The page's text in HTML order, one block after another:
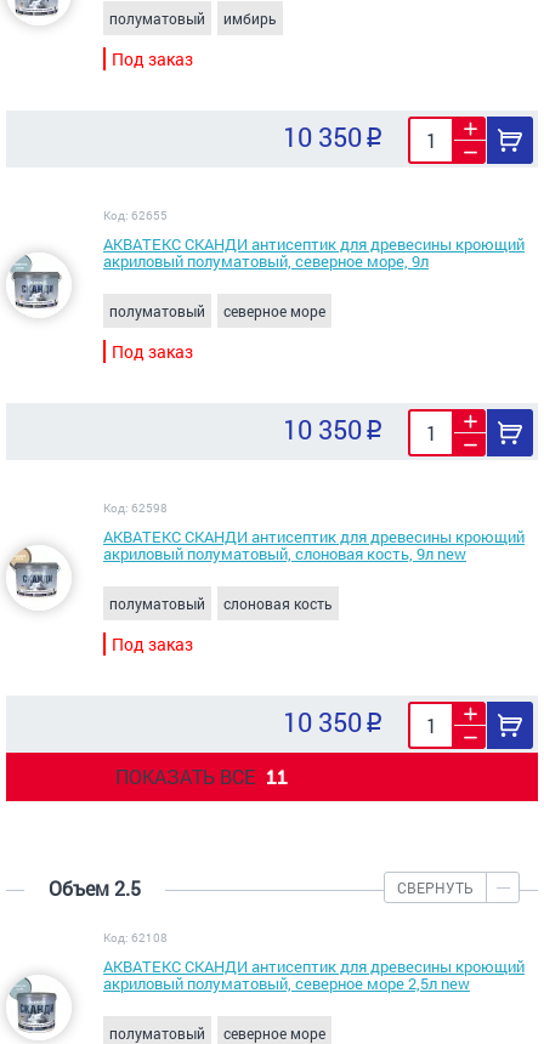
полуматовый имбирь
Под заказ
10 350
Код: 62655
АКВАТЕКС СКАНДИ антисептик для древесины кроющий
акриловый полуматовый, северное море, 9л
полуматовый северное море
Под заказ
10 350
Код: 62598
АКВАТЕКС СКАНДИ антисептик для древесины кроющий
акриловый полуматовый, слоновая кость, 9л new
полуматовый слоновая кость
Под заказ
10 350
ПОКАЗАТЬ ВСЕ 11
Объем 2.5 СВЕРНУТЬ
Код: 62108
АКВАТЕКС СКАНДИ антисептик для древесины кроющий
акриловый полуматовый, северное море 2,5л new
полуматовый северное море